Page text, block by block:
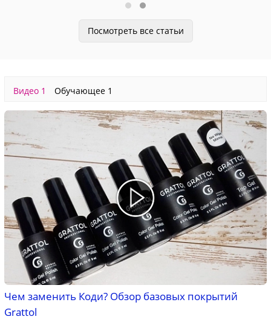
Посмотреть все статьи
Видео 1 Обучающее 1
Чем заменить Коди? Обзор базовых покрытий
Grattol